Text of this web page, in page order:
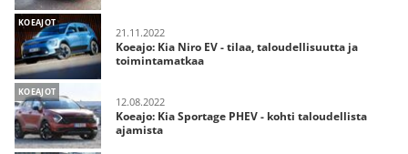
KOEAJOT
21.11.2022
Koeajo: Kia Niro EV - tilaa, taloudellisuutta ja
toimintamatkaa
KOEAJOT
12.08.2022
Koeajo: Kia Sportage PHEV - kohti taloudellista
ajamista